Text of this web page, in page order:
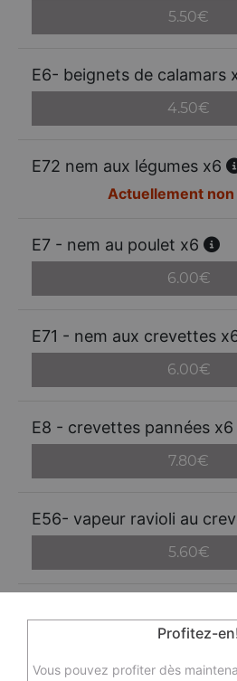
5.50€
E6- beignets de calamars
4.50€
E72 nem aux légumes x6
Actuellement
E7 - nem au poulet x6
6.00€
E71 - nem aux crevettes
6.00€
E8 - crevettes pannées x6
7.80€
E56- vapeur ravioli au
5.60€
6.00€
Profitez-
Vous pouvez profiter dès